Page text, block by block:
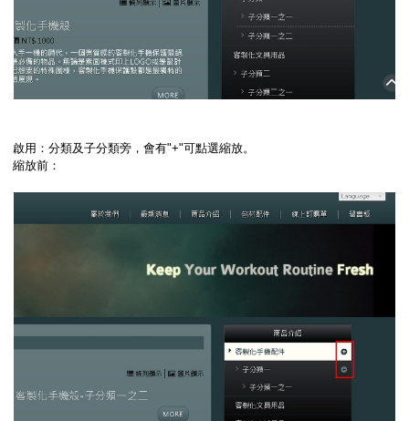
啟用：分類及子分類旁，會有"+"可點選縮放。
縮放前：